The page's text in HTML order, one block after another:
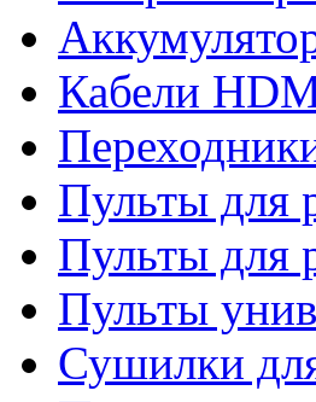
Кабели
Пульты для
Пульты для
Пульты
Сушилки